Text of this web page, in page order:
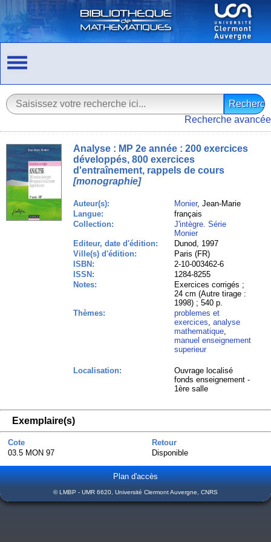
Recherche avancée
Analyse : MP 2e année : 200 exercices
développés, 800 exercices
d'entraînement, rappels de cours
[monographie]
Auteur(s): Monier, Jean-Marie
Langue:
français
Collection:
J'intègre. Série
Monier
Editeur, date d'édition:
Dunod, 1997
Ville(s) d'édition:
Paris (FR)
ISBN:
2-10-003462-6
ISSN:
1284-8255
Notes:
Exercices corrigés ;
24 cm (Autre tirage :
1998) ; 540 p.
Thèmes:
problemes et
exercices,analyse
mathematique,
manuel enseignement
superieur
Localisation:
Ouvrage localisé
fonds enseignement -
1ère salle
Exemplaire(s)
Cote
Retour
03.5 MON 97
Disponible
Plan d'accès
© LMBP - UMR 6620, Université Clermont Auvergne, CNRS